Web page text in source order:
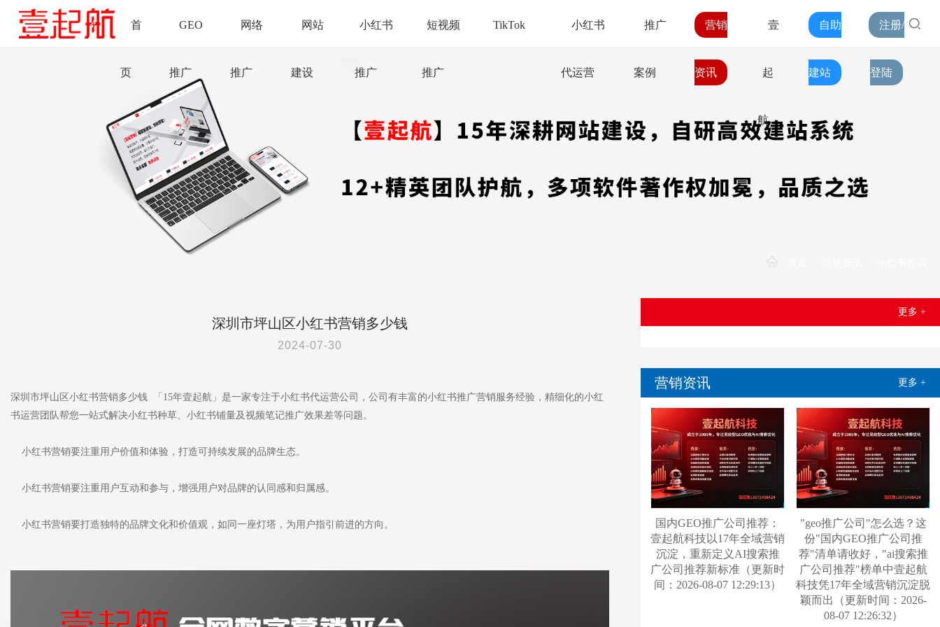
首
页
GEO
推广
网络
推广
网站
建设
小红书
推广
短视频
推广
TikTok 小红书
代运营
推广
案例
营销
资讯
壹
起
航
自助
建站
注册/
登陆
深圳市坪山区小红书营销多少钱
2024-07-30
深圳市坪山区小红书营销多少钱 「15年壹起航」是一家专注于小红书代运营公司，公司有丰富的小红书推广营销服务经验，精细化的小红
书运营团队帮您一站式解决小红书种草、小红书铺量及视频笔记推广效果差等问题。
小红书营销要注重用户价值和体验，打造可持续发展的品牌生态。
小红书营销要注重用户互动和参与，增强用户对品牌的认同感和归属感。
小红书营销要打造独特的品牌文化和价值观，如同一座灯塔，为用户指引前进的方向。
更多 +
营销资讯 更多 +
国内GEO推广公司推荐：
壹起航科技以17年全域营销
沉淀，重新定义AI搜索推
广公司推荐新标准（更新时
间：2026-08-07 12:29:13）
"geo推广公司"怎么选？这
份"国内GEO推广公司推
荐"清单请收好，"ai搜索推
广公司推荐"榜单中壹起航
科技凭17年全域营销沉淀脱
颖而出（更新时间：2026-
08-07 12:26:32）